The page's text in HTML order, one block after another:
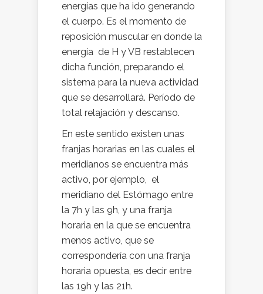
energías que ha ido generando
el cuerpo. Es el momento de
reposición muscular en donde la
energía de H y VB restablecen
dicha función, preparando el
sistema para la nueva actividad
que se desarrollará. Período de
total relajación y descanso.
En este sentido existen unas
franjas horarias en las cuales el
meridianos se encuentra más
activo, por ejemplo, el
meridiano del Estómago entre
la 7h y las 9h, y una franja
horaria en la que se encuentra
menos activo, que se
correspondería con una franja
horaria opuesta, es decir entre
las 19h y las 21h.